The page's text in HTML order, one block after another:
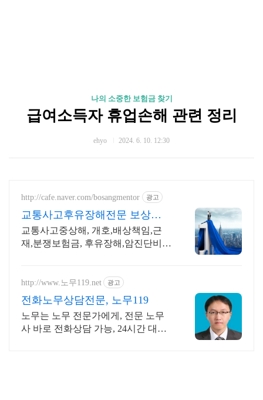
나의 소중한 보험금 찾기
급여소득자 휴업손해 관련 정리
ehyo 2024. 6. 10. 12:30
http://cafe.naver.com/bosangmentor 광고
교통사고후유장해전문 보상멘
토 교통사고 중상해 보험분쟁해
결
교통사고중상해, 개호,배상책임,근
재,분쟁보험금, 후유장해,암진단비,
http://www.노무119.net 광고
전화노무상담전문, 노무119
노무는 노무 전문가에게, 전문 노무
사 바로 전화상담 가능, 24시간 대기